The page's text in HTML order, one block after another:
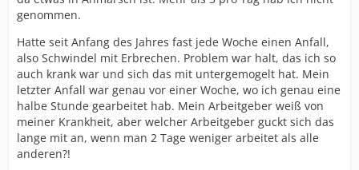
genommen.
Hatte seit Anfang des Jahres fast jede Woche einen Anfall,
also Schwindel mit Erbrechen. Problem war halt, das ich so
auch krank war und sich das mit untergemogelt hat. Mein
letzter Anfall war genau vor einer Woche, wo ich genau eine
halbe Stunde gearbeitet hab. Mein Arbeitgeber weiß von
meiner Krankheit, aber welcher Arbeitgeber guckt sich das
lange mit an, wenn man 2 Tage weniger arbeitet als alle
anderen?!